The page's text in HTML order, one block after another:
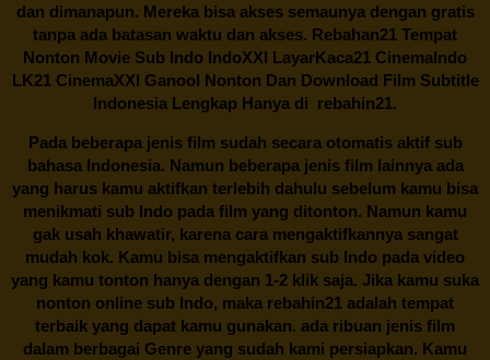
dan dimanapun. Mereka bisa akses semaunya dengan gratis
tanpa ada batasan waktu dan akses. Rebahan21 Tempat
Nonton Movie Sub Indo IndoXXI LayarKaca21 CinemaIndo
LK21 CinemaXXI Ganool Nonton Dan Download Film Subtitle
Indonesia Lengkap Hanya di rebahin21.
Pada beberapa jenis film sudah secara otomatis aktif sub
bahasa Indonesia. Namun beberapa jenis film lainnya ada
yang harus kamu aktifkan terlebih dahulu sebelum kamu bisa
menikmati sub Indo pada film yang ditonton. Namun kamu
gak usah khawatir, karena cara mengaktifkannya sangat
mudah kok. Kamu bisa mengaktifkan sub Indo pada video
yang kamu tonton hanya dengan 1-2 klik saja. Jika kamu suka
nonton online sub Indo, maka rebahin21 adalah tempat
terbaik yang dapat kamu gunakan. ada ribuan jenis film
dalam berbagai Genre yang sudah kami persiapkan. Kamu